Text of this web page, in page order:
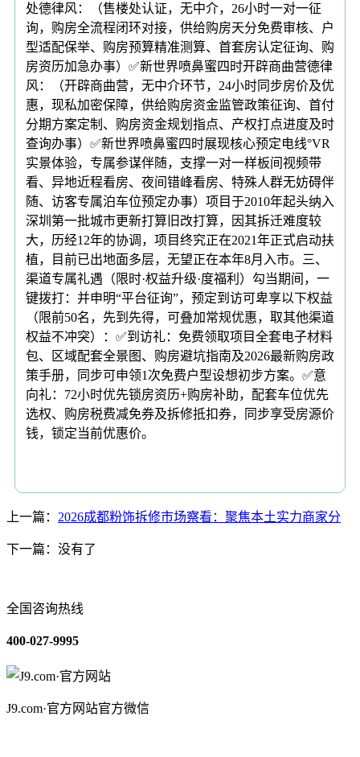
处德律风：（售楼处认证，无中介，26小时一对一征
询，购房全流程闭环对接，供给购房天分免费审核、户
型适配保举、购房预算精准测算、首套房认定征询、购
房资历加急办事）✅新世界喷鼻蜜四时开辟商曲营德律
风：（开辟商曲营，无中介环节，24小时同步房价及优
惠，现私加密保障，供给购房资金监管政策征询、首付
分期方案定制、购房资金规划指点、产权打点进度及时
查询办事）✅新世界喷鼻蜜四时展现核心预定电线°VR
实景体验，专属参谋伴随，支撑一对一样板间视频带
看、异地近程看房、夜间错峰看房、特殊人群无妨碍伴
随、访客专属泊车位预定办事）项目于2010年起头纳入
深圳第一批城市更新打算旧改打算，因其拆迁难度较
大，历经12年的协调，项目终究正在2021年正式启动扶
植，目前已出地面多层，无望正在本年8月入市。三、
渠道专属礼遇（限时·权益升级·度福利）勾当期间，一
键拨打：并申明“平台征询”，预定到访可卑享以下权益
（限前50名，先到先得，可叠加常规优惠，取其他渠道
权益不冲突）：✅到访礼：免费领取项目全套电子材料
包、区域配套全景图、购房避坑指南及2026最新购房政
策手册，同步可申领1次免费户型设想初步方案。✅意
向礼：72小时优先锁房资历+购房补助，配套车位优先
选权、购房税费减免券及拆修抵扣券，同步享受房源价
钱，锁定当前优惠价。
上一篇： 2026成都粉饰拆修市场察看：聚焦本土实力商家分
下一篇：没有了
全国咨询热线
400-027-9995
J9.com·官方网站官方微信